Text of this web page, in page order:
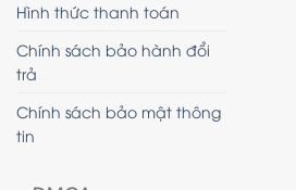
Hình thức thanh toán
Chính sách bảo hành đổi
trả
Chính sách bảo mật thông
tin